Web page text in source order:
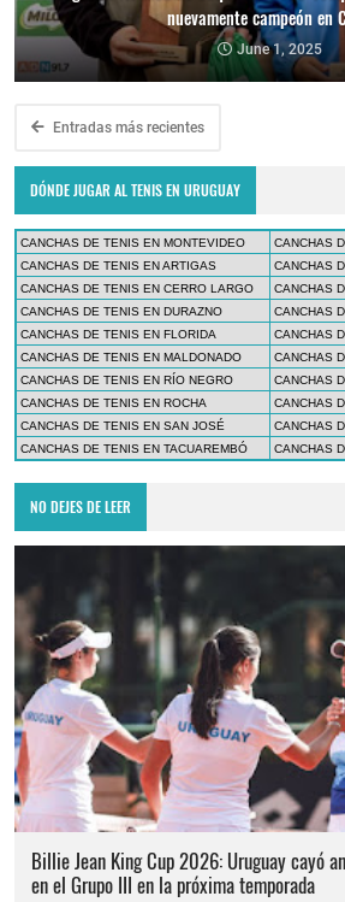
nuevamente campeón en
June 1, 2025
Entradas más recientes
DÓNDE JUGAR AL TENIS EN URUGUAY
CANCHAS DE TENIS EN MONTEVIDEO
CANCHAS
CANCHAS DE TENIS EN ARTIGAS
CANCHAS
CANCHAS DE TENIS EN CERRO LARGO
CANCHAS
CANCHAS DE TENIS EN DURAZNO
CANCHAS
CANCHAS DE TENIS EN FLORIDA
CANCHAS
CANCHAS DE TENIS EN MALDONADO
CANCHAS
CANCHAS DE TENIS EN RÍO NEGRO
CANCHAS
CANCHAS DE TENIS EN ROCHA
CANCHAS
CANCHAS DE TENIS EN SAN JOSÉ
CANCHAS
CANCHAS DE TENIS EN TACUAREMBÓ
CANCHAS
NO DEJES DE LEER
Billie Jean King Cup 2026: Uruguay cayó
en el Grupo III en la próxima temporada